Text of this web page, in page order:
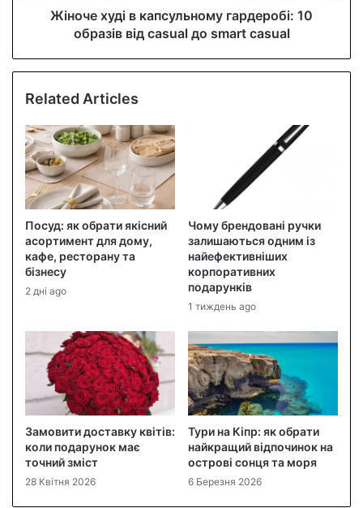
Жіноче худі в капсульному гардеробі: 10
образів від casual до smart casual
Related Articles
Посуд: як обрати якісний
асортимент для дому,
кафе, ресторану та
бізнесу
2 дні ago
Чому брендовані ручки
залишаються одним із
найефективніших
корпоративних
подарунків
1 тиждень ago
Замовити доставку квітів:
коли подарунок має
точний зміст
28 Квітня 2026
Тури на Кіпр: як обрати
найкращий відпочинок на
острові сонця та моря
6 Березня 2026